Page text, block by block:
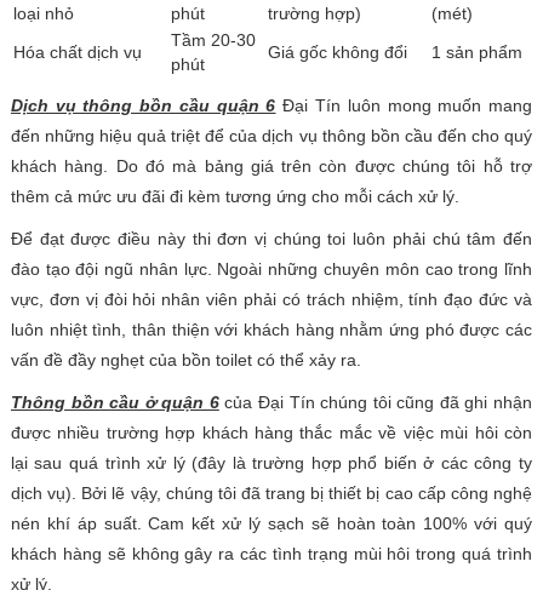
loại nhỏ
phút
trường hợp)
(mét)
Hóa chất dịch vụ
Tầm 20-30
phút
Giá gốc không đổi 1 sản phẩm
Dịch vụ thông bồn cầu quận 6 Đại Tín luôn mong muốn mang
đến những hiệu quả triệt để của dịch vụ thông bồn cầu đến cho quý
khách hàng. Do đó mà bảng giá trên còn được chúng tôi hỗ trợ
thêm cả mức ưu đãi đi kèm tương ứng cho mỗi cách xử lý.
Để đạt được điều này thi đơn vị chúng toi luôn phải chú tâm đến
đào tạo đội ngũ nhân lực. Ngoài những chuyên môn cao trong lĩnh
vực, đơn vị đòi hỏi nhân viên phải có trách nhiệm, tính đạo đức và
luôn nhiệt tình, thân thiện với khách hàng nhằm ứng phó được các
vấn đề đầy nghẹt của bồn toilet có thể xảy ra.
Thông bồn cầu ở quận 6của Đại Tín chúng tôi cũng đã ghi nhận
được nhiều trường hợp khách hàng thắc mắc về việc mùi hôi còn
lại sau quá trình xử lý (đây là trường hợp phổ biến ở các công ty
dịch vụ). Bởi lẽ vậy, chúng tôi đã trang bị thiết bị cao cấp công nghệ
nén khí áp suất. Cam kết xử lý sạch sẽ hoàn toàn 100% với quý
khách hàng sẽ không gây ra các tình trạng mùi hôi trong quá trình
xử lý.